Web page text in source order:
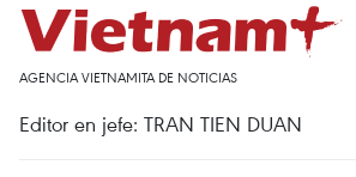
AGENCIA VIETNAMITA DE NOTICIAS
Editor en jefe: TRAN TIEN DUAN